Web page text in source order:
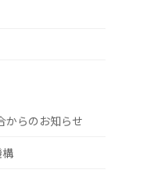
からのお知らせ